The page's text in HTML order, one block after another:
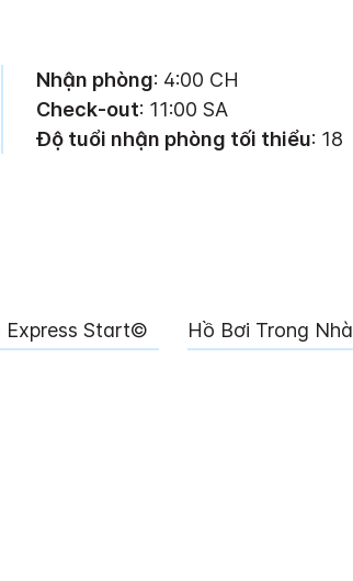
Nhận phòng: 4:00 CH
Check-out: 11:00 SA
Độ tuổi nhận phòng tối thiểu: 18
Express Start© Hồ Bơi Trong Nhà